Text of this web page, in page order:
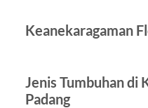
Keanekaragaman
Jenis Tumbuhan di
Padang